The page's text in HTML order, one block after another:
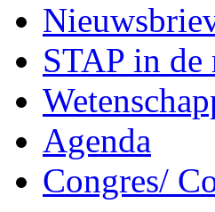
STAP in de
Agenda
Congres/